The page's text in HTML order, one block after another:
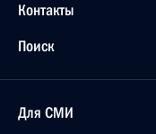
Контакты
Поиск
Для СМИ